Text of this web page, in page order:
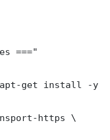
==="
apt-get install -y \
https \